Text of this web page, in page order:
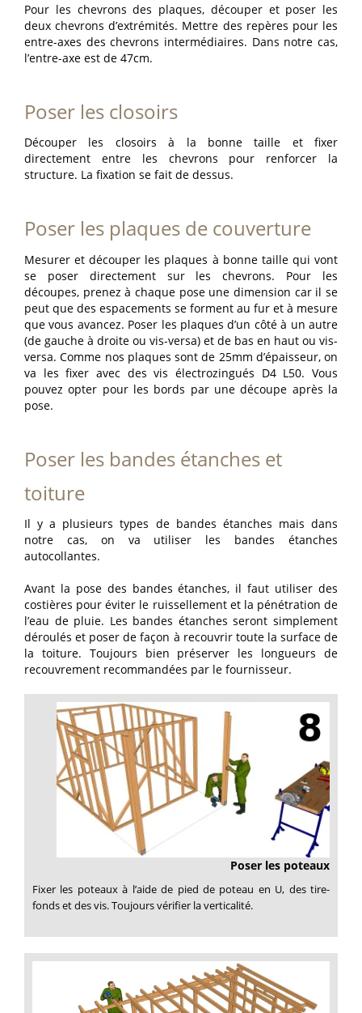
Pour les chevrons des plaques, découper et poser les
deux chevrons d’extrémités. Mettre des repères pour les
entre-axes des chevrons intermédiaires. Dans notre cas,
l’entre-axe est de 47cm.
Poser les closoirs
Découper les closoirs à la bonne taille et fixer
directement entre les chevrons pour renforcer la
structure. La fixation se fait de dessus.
Poser les plaques de couverture
Mesurer et découper les plaques à bonne taille qui vont
se poser directement sur les chevrons. Pour les
découpes, prenez à chaque pose une dimension car il se
peut que des espacements se forment au fur et à mesure
que vous avancez. Poser les plaques d’un côté à un autre
(de gauche à droite ou vis-versa) et de bas en haut ou vis-
versa. Comme nos plaques sont de 25mm d’épaisseur, on
va les fixer avec des vis électrozingués D4 L50. Vous
pouvez opter pour les bords par une découpe après la
pose.
Poser les bandes étanches et
toiture
Il y a plusieurs types de bandes étanches mais dans
notre cas, on va utiliser les bandes étanches
autocollantes.
Avant la pose des bandes étanches, il faut utiliser des
costières pour éviter le ruissellement et la pénétration de
l’eau de pluie. Les bandes étanches seront simplement
déroulés et poser de façon à recouvrir toute la surface de
la toiture. Toujours bien préserver les longueurs de
recouvrement recommandées par le fournisseur.
Poser les poteaux
Fixer les poteaux à l’aide de pied de poteau en U, des tire-
fonds et des vis. Toujours vérifier la verticalité.